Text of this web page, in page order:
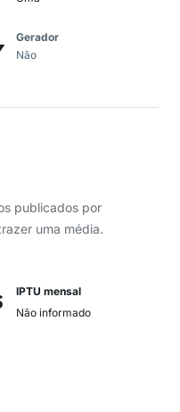
Gerador
Não
publicados por
uma média.
IPTU mensal
Não informado